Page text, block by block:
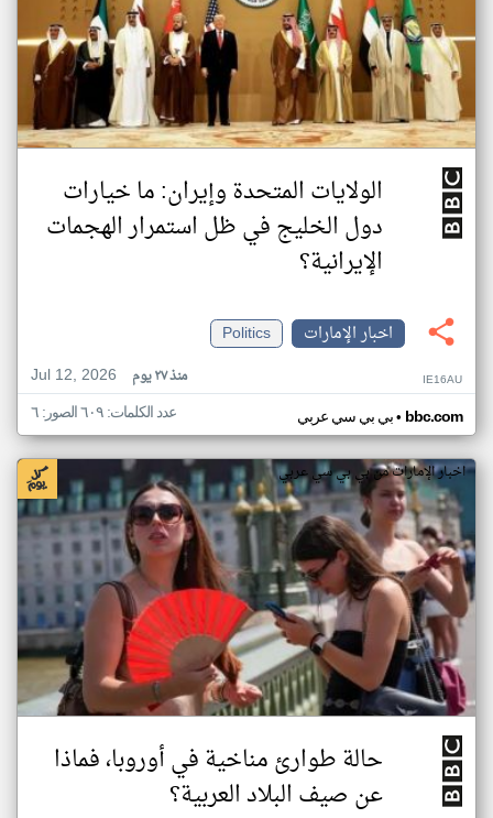
الولايات المتحدة وإيران: ما خيارات
دول الخليج في ظل استمرار الهجمات
الإيرانية؟
اخبار الإمارات
Politics
Jul 12, 2026
منذ ٢٧ يوم IE16AU
بي بي سي عربي• bbc.com عدد الكلمات: ٦٠٩ الصور: ٦
اخبار الإمارات من بي بي سي عربي
حالة طوارئ مناخية في أوروبا، فماذا
عن صيف البلاد العربية؟